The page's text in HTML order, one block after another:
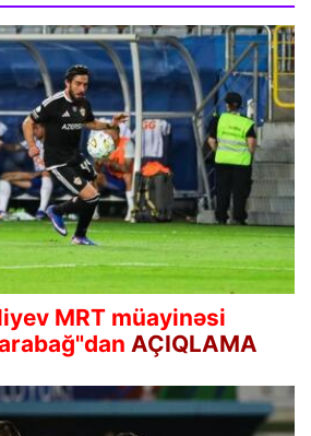
MRT müayinəsi
AÇIQLAMA